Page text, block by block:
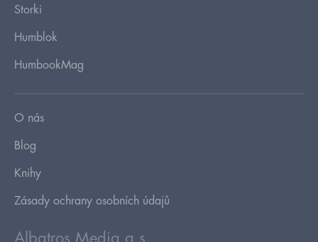
Storki
Humblok
HumbookMag
O nás
Blog
Knihy
Zásady ochrany osobních údajů
Albatros Media a.s.